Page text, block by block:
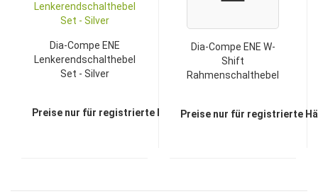
Dia-Compe ENE
Lenkerendschalthebel
Set - Silver
Preise nur für registrierte Händler sichtbar
Dia-Compe ENE W-
Shift
Rahmenschalthebel
Preise nur für registrierte